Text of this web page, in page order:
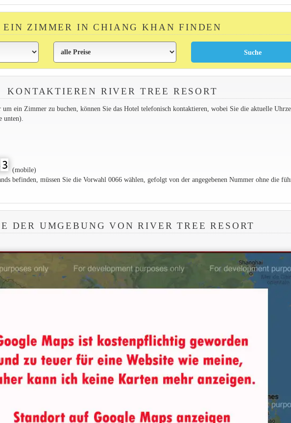
EIN ZIMMER IN CHIANG KHAN FINDEN
KONTAKTIEREN RIVER TREE RESORT
ein Zimmer zu buchen, können Sie das Hotel telefonisch kontaktieren, wobei Sie die aktuelle
unten).
(mobile)
befinden, müssen Sie die Vorwahl 0066 wählen, gefolgt von der angegebenen Nummer ohne die
DER UMGEBUNG VON RIVER TREE RESORT